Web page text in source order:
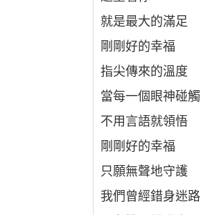
就是最大的滿足
剛剛好的幸福
指尖傳來的溫度
當每一個眼神碰觸
不用言語就領悟
剛剛好的幸福
只願無聲地守護
我們曾經錯身迷路